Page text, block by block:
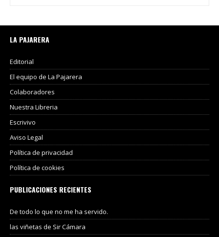
LA PAJARERA
Editorial
El equipo de La Pajarera
Colaboradores
Nuestra Libreria
Escrivivo
Aviso Legal
Política de privacidad
Política de cookies
PUBLICACIONES RECIENTES
De todo lo que no me ha servido.
las viñetas de Sir Cámara